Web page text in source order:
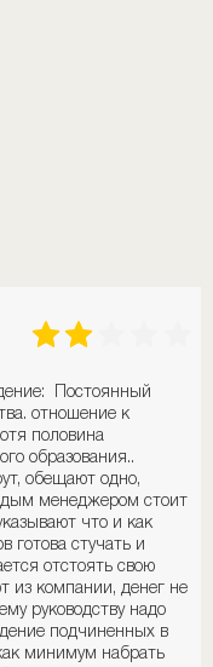
Постоянный
отношение к
половина
образования..
обещают одно,
менеджером стоит
что и как
готова стучать и
отстоять свою
из компании, денег не
руководству надо
подчиненных в
минимум набрать